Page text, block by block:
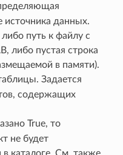
источника данных.
путь к файлу с
либо пустая строка
в памяти).
Задается
содержащих
True, то
не будет